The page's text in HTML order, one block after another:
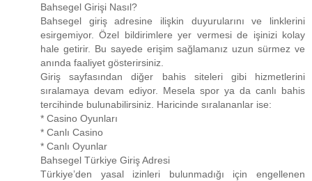
Bahsegel Girişi Nasıl?
Bahsegel giriş adresine ilişkin duyurularını ve linklerini
esirgemiyor. Özel bildirimlere yer vermesi de işinizi kolay
hale getirir. Bu sayede erişim sağlamanız uzun sürmez ve
anında faaliyet gösterirsiniz.
Giriş sayfasından diğer bahis siteleri gibi hizmetlerini
sıralamaya devam ediyor. Mesela spor ya da canlı bahis
tercihinde bulunabilirsiniz. Haricinde sıralananlar ise:
* Casino Oyunları
* Canlı Casino
* Canlı Oyunlar
Bahsegel Türkiye Giriş Adresi
Türkiye’den yasal izinleri bulunmadığı için engellenen